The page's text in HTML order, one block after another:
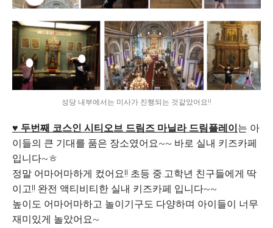
성당 내부에서는 미사가 진행되는 것같았어요!!
♥ 두번째 코스인 시티오브 드림즈 마닐라 드림플레이는 아
이들의 큰 기대를 품은 장소였어요~~ 바로 실내 키즈카페
입니다~ㅎ
정말 어마어마하게 컸어요!! 초등 중.고학년 친구들에게 딱
이고!! 완전 액티비티한 실내 키즈카페 입니다~~
높이도 어마어마하고 놀이기구도 다양하며 아이들이 너무
재미있게 놀았어요~